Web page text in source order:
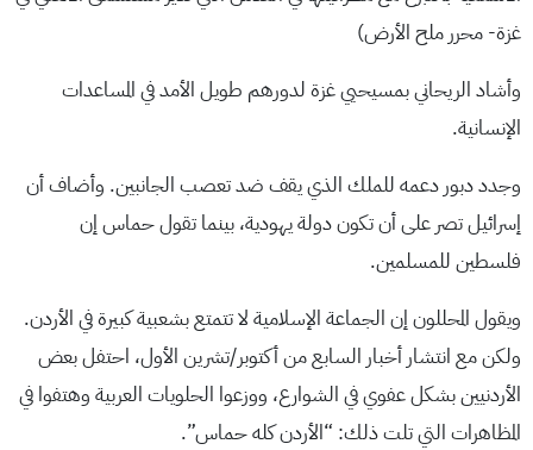
غزة- محرر ملح الأرض)
وأشاد الريحاني بمسيحيي غزة لدورهم طويل الأمد في المساعدات
الإنسانية.
وجدد دبور دعمه للملك الذي يقف ضد تعصب الجانبين. وأضاف أن
إسرائيل تصر على أن تكون دولة يهودية، بينما تقول حماس إن
فلسطين للمسلمين.
ويقول المحللون إن الجماعة الإسلامية لا تتمتع بشعبية كبيرة في الأردن.
ولكن مع انتشار أخبار السابع من أكتوبر/تشرين الأول، احتفل بعض
الأردنيين بشكل عفوي في الشوارع، ووزعوا الحلويات العربية وهتفوا في
المظاهرات التي تلت ذلك: “الأردن كله حماس”.